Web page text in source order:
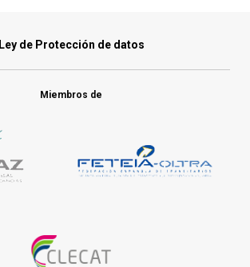
Ley de Protección de datos
Miembros de